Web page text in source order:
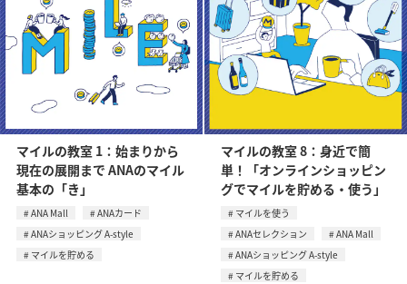
マイルの教室 1：始まりから
現在の展開まで ANAのマイル
基本の「き」
ANA Mall
ANAカード
ANAショッピング A-style
マイルを貯める
マイルの教室 8：身近で簡
単！「オンラインショッピン
グでマイルを貯める・使う」
マイルを使う
ANAセレクション
ANA Mall
ANAショッピング A-style
マイルを貯める